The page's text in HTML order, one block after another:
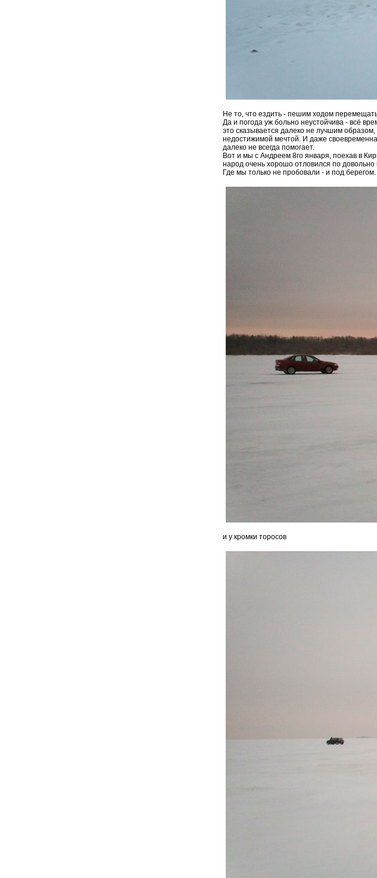
Не то, что ездить - пешим ходом
Да и погода уж больно неустойчива - всё
это сказывается далеко не лучшим
недостижимой мечтой. И даже
далеко не всегда помогает.
Вот и мы с Андреем 8го января, поехав в
народ очень хорошо отловился по
Где мы только не пробовали - и под берегом.
и у кромки торосов